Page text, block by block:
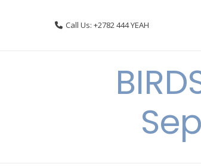
Call Us: +2782 444 YEAH